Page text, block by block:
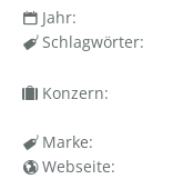
Jahr:
Schlagwörter:
Konzern:
Marke:
Webseite: